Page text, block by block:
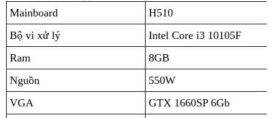
Mainboard
H510
Bộ vi xử lý
Intel Core i3 10105F
Ram
8GB
Nguồn
550W
VGA
GTX 1660SP 6Gb